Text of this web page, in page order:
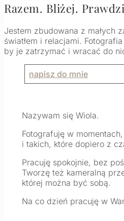
Razem. Bliżej.
Jestem zbudowana z małych
światłem i relacjami.
by je zatrzymać i wracać do
napisz do mnie
Nazywam się Wiola.
Fotografuję w
i takich, które dopiero z
Pracuję spokojnie, bez
Tworzę też kameralną
której można być sobą.
Na co dzień pracuję w